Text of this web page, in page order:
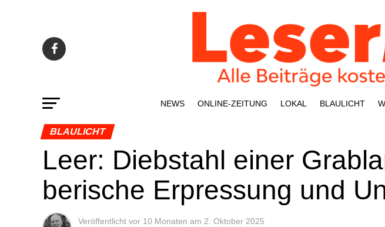
NEWS ONLINE-ZEI­­TUNG LOKAL BLAU­LICHT
BLAULICHT
Leer: Dieb­stahl einer
be­ri­sche Erpres­sung und
Veröffentlicht vor 10 Monaten am 2. Oktober 2025